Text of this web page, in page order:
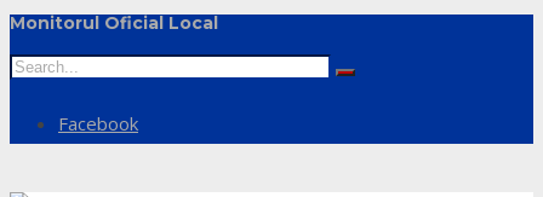
Monitorul Oficial Local
Facebook